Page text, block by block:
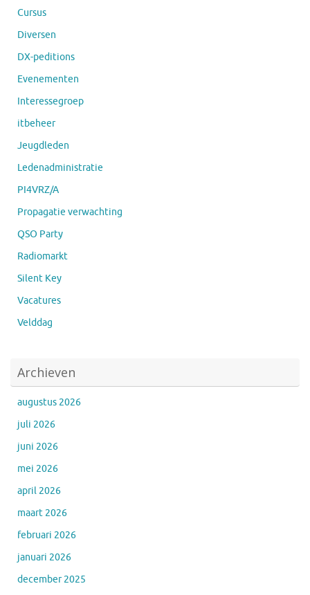
Cursus
Diversen
DX-peditions
Evenementen
Interessegroep
itbeheer
Jeugdleden
Ledenadministratie
PI4VRZ/A
Propagatie verwachting
QSO Party
Radiomarkt
Silent Key
Vacatures
Velddag
Archieven
augustus 2026
juli 2026
juni 2026
mei 2026
april 2026
maart 2026
februari 2026
januari 2026
december 2025